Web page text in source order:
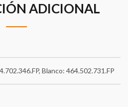
ADICIONAL
Blanco: 464.502.731.FP